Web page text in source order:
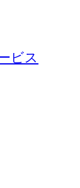
ビス